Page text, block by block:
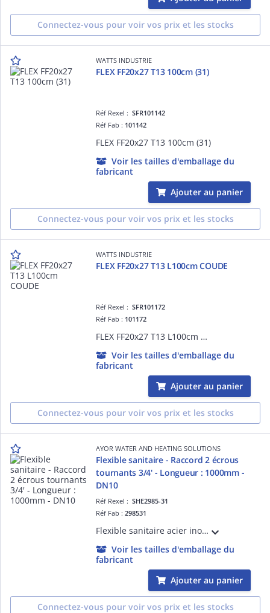
Connectez-vous pour voir vos prix et les stocks
WATTS INDUSTRIE
FLEX FF20x27 T13 100cm (31)
Réf Rexel :SFR101142
Réf Fab : 101142
FLEX FF20x27 T13 100cm (31)
Voir les tailles d'emballage du
fabricant
Ajouter au panier
Connectez-vous pour voir vos prix et les stocks
WATTS INDUSTRIE
FLEX FF20x27 T13 L100cm COUDE
Réf Rexel :SFR101172
Réf Fab : 101172
FLEX FF20x27 T13 L100cm COUDE
Voir les tailles d'emballage du
fabricant
Ajouter au panier
Connectez-vous pour voir vos prix et les stocks
AYOR WATER AND HEATING SOLUTIONS
Flexible sanitaire - Raccord 2 écrous
tournants 3/4' - Longueur : 1000mm -
DN10
Réf Rexel :SHE2985-31
Réf Fab :298531
Flexible sanitaire acier inox - Raccord 2 Ecrous tournants 3/4' - Longueur : 1000mm - DN10 - ACS - QB
Voir les tailles d'emballage du
fabricant
Ajouter au panier
Connectez-vous pour voir vos prix et les stocks